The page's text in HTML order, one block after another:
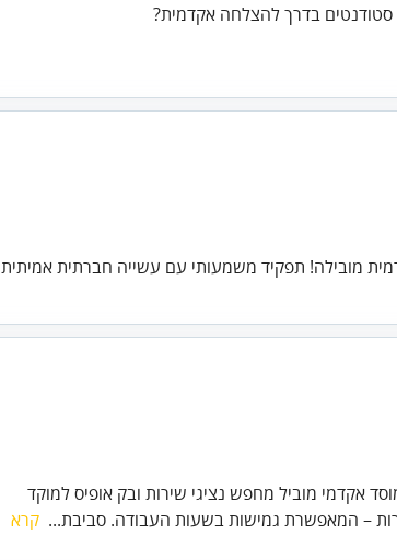
מובילה! תפקיד משמעותי עם עשייה חברתית אמיתית
אקדמי מוביל מחפש נציגי שירות ובק אופיס למוקד
– המאפשרת גמישות בשעות העבודה. סביבת... קרא